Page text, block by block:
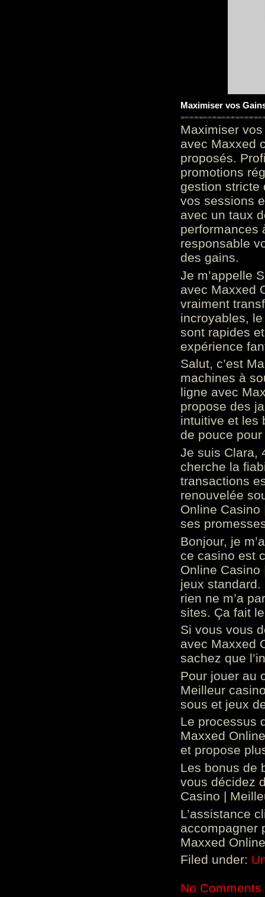
Maximiser vos
Maximiser
avec Maxxed
proposés.
promotions
gestion stricte
vos sessions
avec un taux
performances
responsable
des gains.
Je m’appelle
avec Maxxed
vraiment
incroyables,
sont rapides
expérience
Salut, c’est
machines à
ligne avec
propose des
intuitive et les
de pouce
Je suis Clara,
cherche la
transactions
renouvelée
Online
ses
Bonjour, je
ce casino est
Online
jeux standard.
rien ne m’a
sites. Ça fait
Si vous vous
avec Maxxed
sachez que
Pour jouer au
Meilleur
sous et jeux
Le processus
Maxxed
et propose
Les bonus de
vous décidez
Casino |
L’assistance
accompagner
Maxxed
Filed under:
No Comments